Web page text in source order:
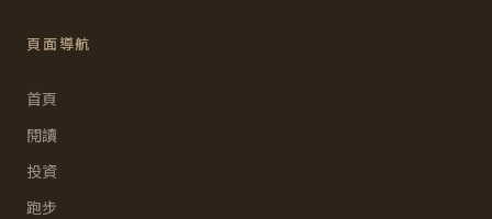
頁面導航
首頁
閱讀
投資
跑步